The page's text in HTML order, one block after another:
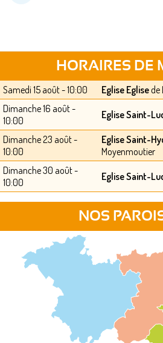
HORAIRES DE
Samedi 15 août - 10:00 Eglise Eglisede
Dimanche 16 août -
10:00
Eglise Saint-
Dimanche 23 août -
10:00
Eglise Saint-
Moyenmoutier
Dimanche 30 août -
10:00
Eglise Saint-
NOS